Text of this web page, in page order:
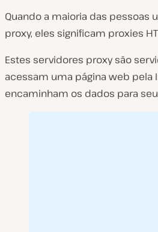
Quando a maioria das pessoas
proxy, eles significam proxies
Estes servidores proxy são
acessam uma página web pela
encaminham os dados para